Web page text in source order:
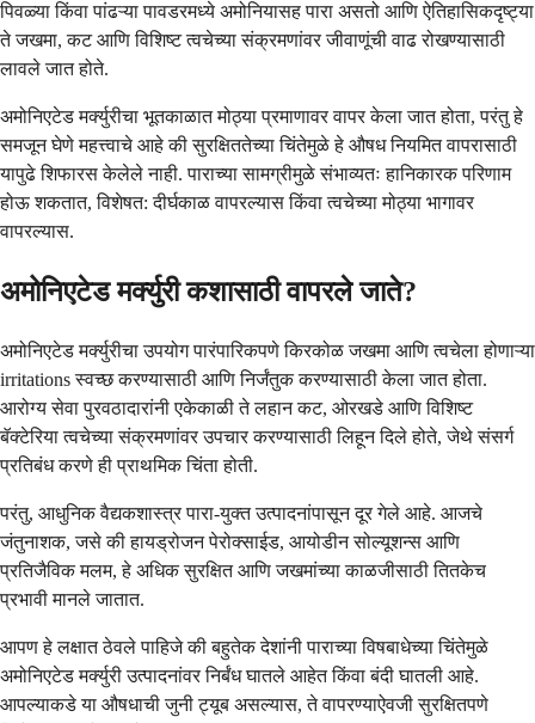
पिवळ्या किंवा पांढऱ्या पावडरमध्ये अमोनियासह पारा असतो आणि ऐतिहासिकदृष्ट्या
ते जखमा, कट आणि विशिष्ट त्वचेच्या संक्रमणांवर जीवाणूंची वाढ रोखण्यासाठी
लावले जात होते.
अमोनिएटेड मर्क्युरीचा भूतकाळात मोठ्या प्रमाणावर वापर केला जात होता, परंतु हे
समजून घेणे महत्त्वाचे आहे की सुरक्षिततेच्या चिंतेमुळे हे औषध नियमित वापरासाठी
यापुढे शिफारस केलेले नाही. पाराच्या सामग्रीमुळे संभाव्यतः हानिकारक परिणाम
होऊ शकतात, विशेषत: दीर्घकाळ वापरल्यास किंवा त्वचेच्या मोठ्या भागावर
वापरल्यास.
अमोनिएटेड मर्क्युरी कशासाठी वापरले जाते?
अमोनिएटेड मर्क्युरीचा उपयोग पारंपारिकपणे किरकोळ जखमा आणि त्वचेला होणाऱ्या
irritations स्वच्छ करण्यासाठी आणि निर्जंतुक करण्यासाठी केला जात होता.
आरोग्य सेवा पुरवठादारांनी एकेकाळी ते लहान कट, ओरखडे आणि विशिष्ट
बॅक्टेरिया त्वचेच्या संक्रमणांवर उपचार करण्यासाठी लिहून दिले होते, जेथे संसर्ग
प्रतिबंध करणे ही प्राथमिक चिंता होती.
परंतु, आधुनिक वैद्यकशास्त्र पारा-युक्त उत्पादनांपासून दूर गेले आहे. आजचे
जंतुनाशक, जसे की हायड्रोजन पेरोक्साईड, आयोडीन सोल्यूशन्स आणि
प्रतिजैविक मलम, हे अधिक सुरक्षित आणि जखमांच्या काळजीसाठी तितकेच
प्रभावी मानले जातात.
आपण हे लक्षात ठेवले पाहिजे की बहुतेक देशांनी पाराच्या विषबाधेच्या चिंतेमुळे
अमोनिएटेड मर्क्युरी उत्पादनांवर निर्बंध घातले आहेत किंवा बंदी घातली आहे.
आपल्याकडे या औषधाची जुनी ट्यूब असल्यास, ते वापरण्याऐवजी सुरक्षितपणे